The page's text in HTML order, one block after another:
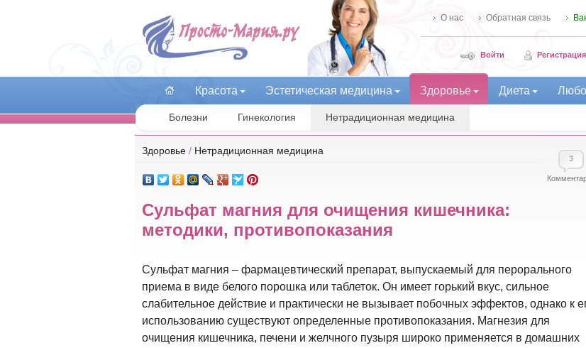
О нас Обратная связь
Войти Регистрация
Красота Эстетическая медицина Здоровье Диета
Болезни Гинекология Нетрадиционная медицина
Здоровье / Нетрадиционная медицина
3
Сульфат магния для очищения кишечника:
методики, противопоказания
Сульфат магния – фармацевтический препарат, выпускаемый для перорального
приема в виде белого порошка или таблеток. Он имеет горький вкус, сильное
слабительное действие и практически не вызывает побочных эффектов, однако к
использованию существуют определенные противопоказания. Магнезия для
очищения кишечника, печени и желчного пузыря широко применяется в домашних